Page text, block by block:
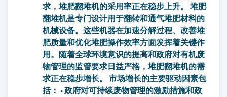
求，堆肥翻堆机的采用率正在稳步上升。 堆肥
翻堆机是专门设计用于翻转和通气堆肥材料的
机械设备。这些机器在加速分解过程、改善堆
肥质量和优化堆肥操作效率方面发挥着关键作
用。随着全球环境意识的提高和政府对有机废
物管理的监管要求日益严格，堆肥翻堆机的需
求正在稳步增长。 市场增长的主要驱动因素包
括： • 政府对可持续废物管理的激励措施和政